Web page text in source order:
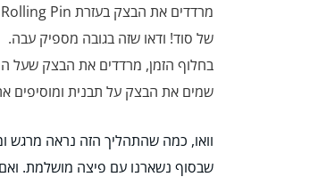
של סוד! ודאו שזה בגובה מספיק עבה.
בחלוף הזמן, מרדדים את הבצק שעל
שמים את הבצק על תבנית ומוסיפים
וואו, כמה שהתהליך הזה נראה מרגש
שבסוף נשארנו עם פיצה מושלמת.